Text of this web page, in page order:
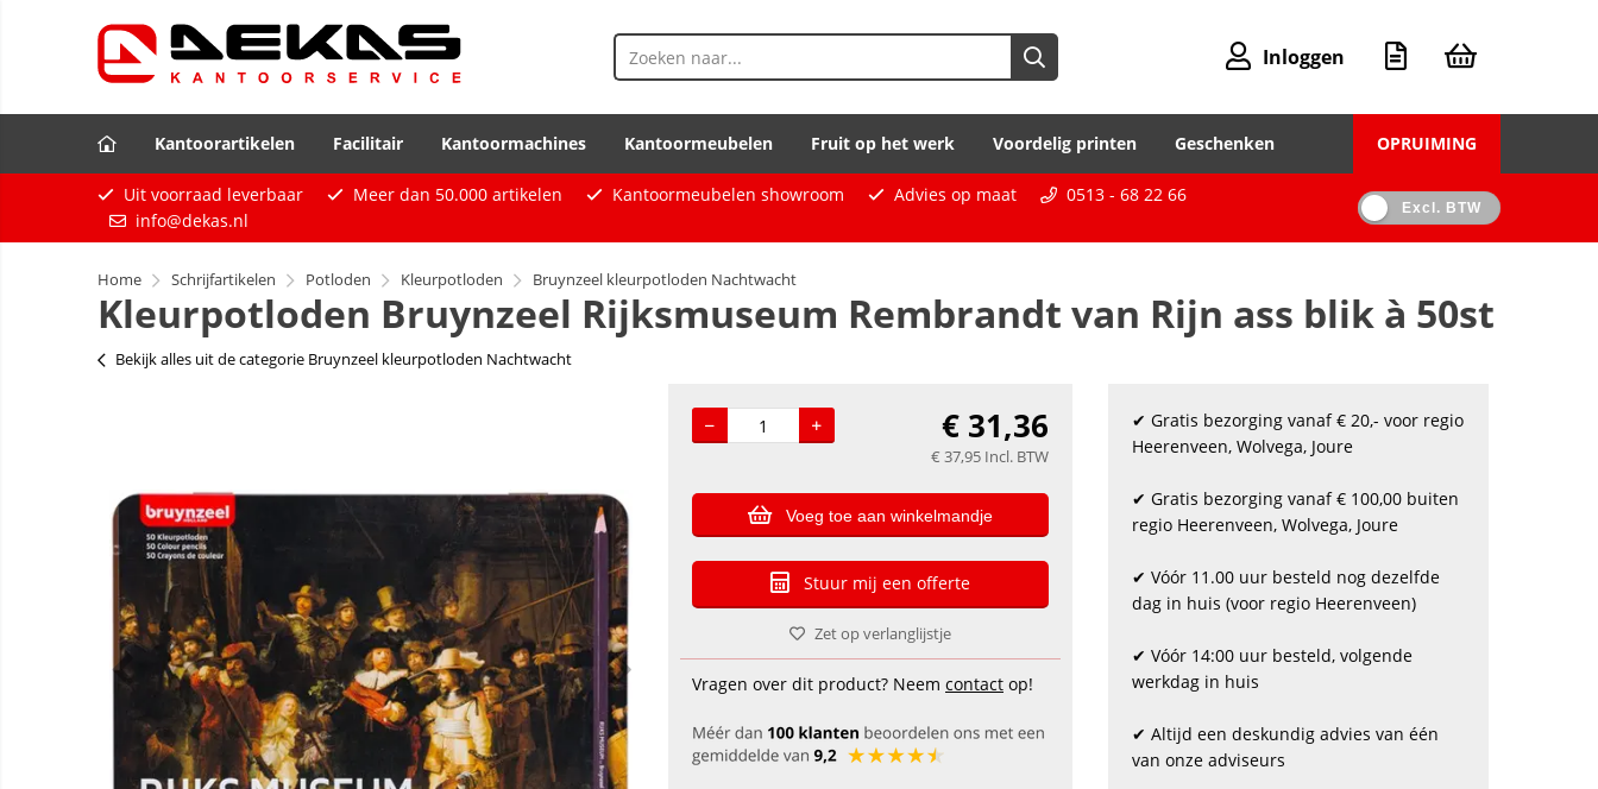
Inloggen
Kantoorartikelen Facilitair Kantoormachines Kantoormeubelen Fruit op het werk Voordelig printen Geschenken OPRUIMING
Uit voorraad leverbaar Meer dan 50.000 artikelen Kantoormeubelen showroom Advies op maat
0513 - 68 22 66
info@dekas.nl
Excl. BTW
Home Schrijfartikelen Potloden Kleurpotloden Bruynzeel kleurpotloden Nachtwacht
Kleurpotloden Bruynzeel Rijksmuseum Rembrandt van Rijn ass blik à 50st
Bekijk alles uit de categorie Bruynzeel kleurpotloden Nachtwacht
€ 31,36
€ 37,95 Incl. BTW
Voeg toe aan winkelmandje
Stuur mij een offerte
Zet op verlanglijstje
Vragen over dit product? Neem contact op!
✔ Gratis bezorging vanaf € 20,- voor regio
Heerenveen, Wolvega, Joure
✔ Gratis bezorging vanaf € 100,00 buiten
regio Heerenveen, Wolvega, Joure
✔ Vóór 11.00 uur besteld nog dezelfde
dag in huis (voor regio Heerenveen)
✔ Vóór 14:00 uur besteld, volgende
werkdag in huis
✔ Altijd een deskundig advies van één
van onze adviseurs